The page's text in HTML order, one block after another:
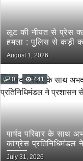
लूट की नीयत से प्रेस
हमला : पुलिस से कड़ी
August 1, 2026
0 441
पार्षद परिवार के साथ
कांग्रेस प्रतिनिधिमंडल
मांग
July 31, 2026